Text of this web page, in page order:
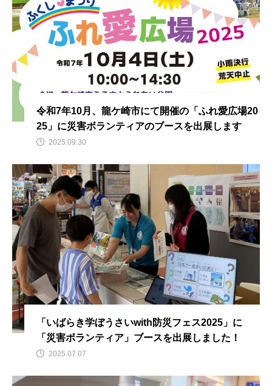
令和7年10月、龍ケ崎市にて開催の「ふれ愛広場20
25」に災害ボランティアのブースを出展します
2025.09.30
「いばらき学ぼうさいwith防災フェス2025」に
「災害ボランティア」ブースを出展しました！
2025.07.07